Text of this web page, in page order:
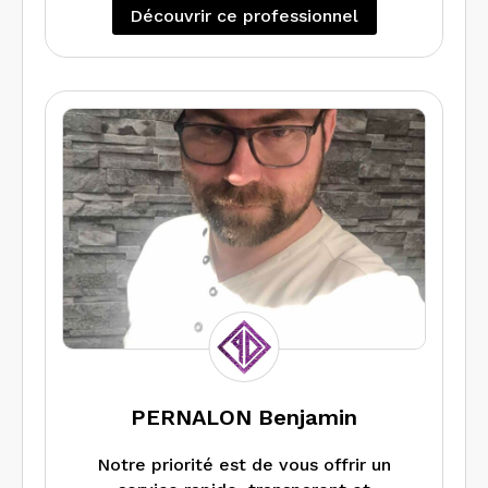
Découvrir ce professionnel
PERNALON Benjamin
Notre priorité est de vous offrir un